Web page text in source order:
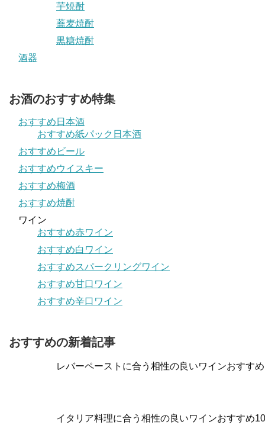
芋焼酎
蕎麦焼酎
黒糖焼酎
酒器
お酒のおすすめ特集
おすすめ日本酒
おすすめ紙パック日本酒
おすすめビール
おすすめウイスキー
おすすめ梅酒
おすすめ焼酎
ワイン
おすすめ赤ワイン
おすすめ白ワイン
おすすめスパークリングワイン
おすすめ甘口ワイン
おすすめ辛口ワイン
おすすめの新着記事
レバーペーストに合う相性の良いワインおすす
イタリア料理に合う相性の良いワインおすすめ